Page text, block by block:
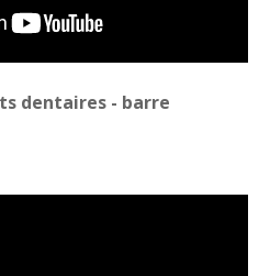
dentaires - barre